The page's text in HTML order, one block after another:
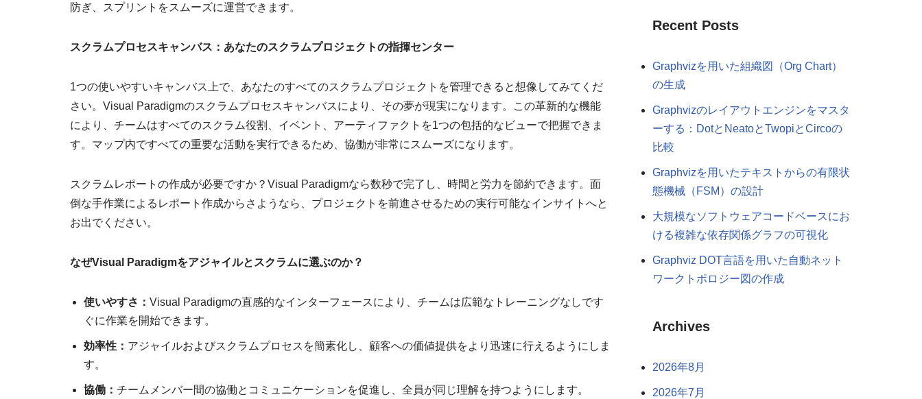
防ぎ、スプリントをスムーズに運営できます。
スクラムプロセスキャンバス：あなたのスクラムプロジェクトの指揮センター
1つの使いやすいキャンバス上で、あなたのすべてのスクラムプロジェクトを管理できると想像してみてくだ
さい。Visual Paradigmのスクラムプロセスキャンバスにより、その夢が現実になります。この革新的な機能
により、チームはすべてのスクラム役割、イベント、アーティファクトを1つの包括的なビューで把握できま
す。マップ内ですべての重要な活動を実行できるため、協働が非常にスムーズになります。
スクラムレポートの作成が必要ですか？Visual Paradigmなら数秒で完了し、時間と労力を節約できます。面
倒な手作業によるレポート作成からさようなら、プロジェクトを前進させるための実行可能なインサイトへと
お出でください。
なぜVisual Paradigmをアジャイルとスクラムに選ぶのか？
使いやすさ： Visual Paradigmの直感的なインターフェースにより、チームは広範なトレーニングなしです
ぐに作業を開始できます。
効率性： アジャイルおよびスクラムプロセスを簡素化し、顧客への価値提供をより迅速に行えるようにしま
す。
協働： チームメンバー間の協働とコミュニケーションを促進し、全員が同じ理解を持つようにします。
Recent Posts
Graphvizを用いた組織図（Org Chart）
の生成
Graphvizのレイアウトエンジンをマスタ
ーする：DotとNeatoとTwopiとCircoの
比較
Graphvizを用いたテキストからの有限状
態機械（FSM）の設計
大規模なソフトウェアコードベースにお
ける複雑な依存関係グラフの可視化
Graphviz DOT言語を用いた自動ネット
ワークトポロジー図の作成
Archives
2026年8月
2026年7月